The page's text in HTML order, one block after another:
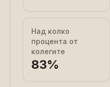
Над колко
процента от
колегите
83%